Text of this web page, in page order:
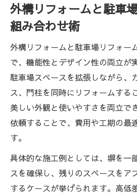
外構リフォームと駐車
組み合わせ術
外構リフォームと駐車場リフォー
で、機能性とデザイン性の両立が
駐車場スペースを拡張しながら、
ス、門柱を同時にリフォームする
美しい外観と使いやすさを両立で
依頼することで、費用や工期の最
す。
具体的な施工例としては、塀を一
スを確保し、残りのスペースをア
するケースが挙げられます。高低